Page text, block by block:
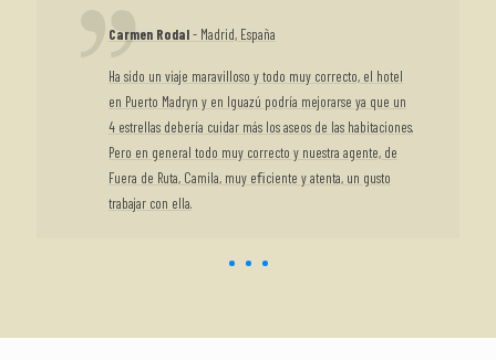
Carmen Rodal- Madrid, España
Ha sido un viaje maravilloso y todo muy correcto, el hotel
en Puerto Madryn y en Iguazú podría mejorarse ya que un
4 estrellas debería cuidar más los aseos de las habitaciones.
Pero en general todo muy correcto y nuestra agente, de
Fuera de Ruta, Camila, muy eﬁciente y atenta, un gusto
trabajar con ella.